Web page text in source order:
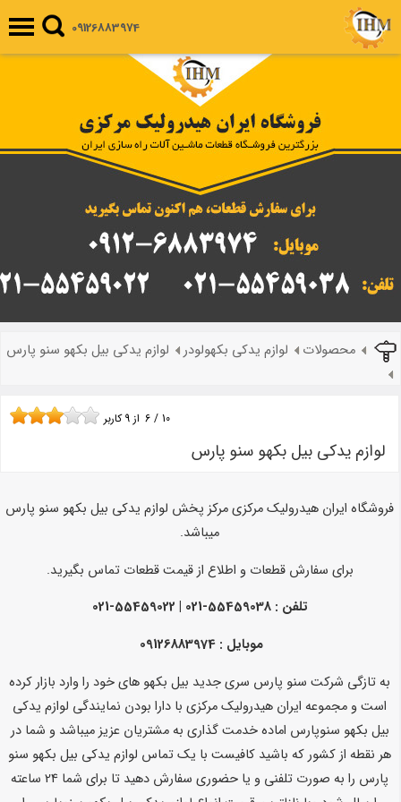
09126883974
محصولات لوازم یدکی بکهولودر لوازم یدکی بیل بکهو سنو پارس
لوازم یدکی بیل بکهو سنو پارس
6 / 10 از 9کاربر
فروشگاه ایران هیدرولیک مرکزی مرکز پخش لوازم یدکی بیل بکهو سنو پارس
میباشد.
برای سفارش قطعات و اطلاع از قیمت قطعات تماس بگیرید.
تلفن :55459038-021 | 55459022-021
موبایل : 09126883974
به تازگی شرکت سنو پارس سری جدید بیل بکهو های خود را وارد بازار کرده
است و مجموعه ایران هیدرولیک مرکزی با دارا بودن نمایندگی لوازم یدکی
بیل بکهو سنوپارس اماده خدمت گذاری به مشتریان عزیز میباشد و شما در
هر نقطه از کشور که باشید کافیست با یک تماس لوازم یدکی بیل بکهو سنو
پارس را به صورت تلفنی و یا حضوری سفارش دهید تا برای شما 24 ساعته